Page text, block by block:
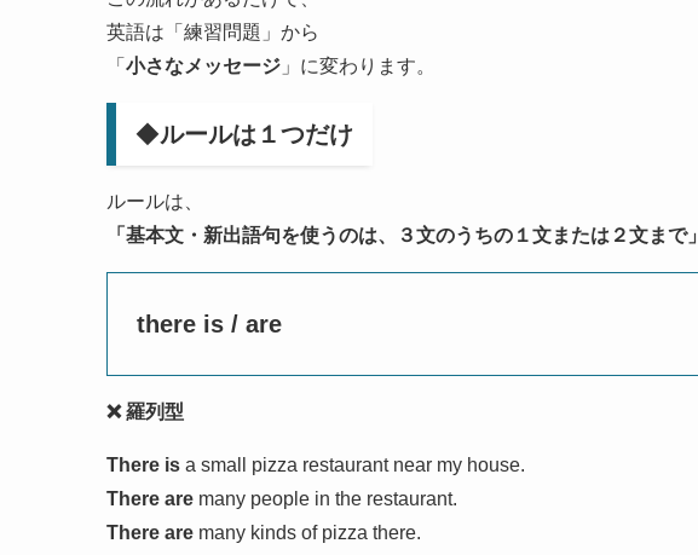
英語は「練習問題」から
「 小さなメッセージ 」に変わります。
◆ルールは１つだけ
ルールは、
「基本文・新出語句を使うのは、３文のうちの１文または２文まで」
there is / are
❌ 羅列型
There is a small pizza restaurant near my house.
There are many people in the restaurant.
There are many kinds of pizza there.